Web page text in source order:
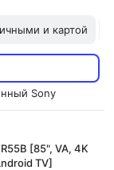
и картой
Sony
[85", VA, 4K
TV]